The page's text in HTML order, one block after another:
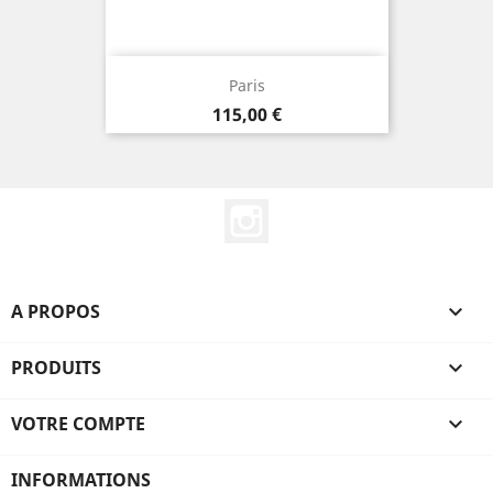
Paris
Prix
115,00 €
A PROPOS 
PRODUITS 
VOTRE COMPTE 
INFORMATIONS